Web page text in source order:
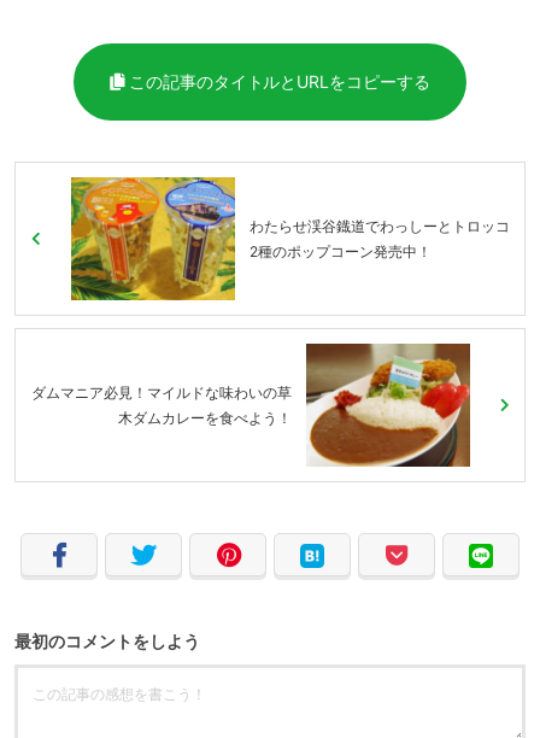
この記事のタイトルとURLをコピーする
わたらせ渓谷鐡道でわっしーとトロッコ
2種のポップコーン発売中！
ダムマニア必見！マイルドな味わいの草
木ダムカレーを食べよう！
最初のコメントをしよう